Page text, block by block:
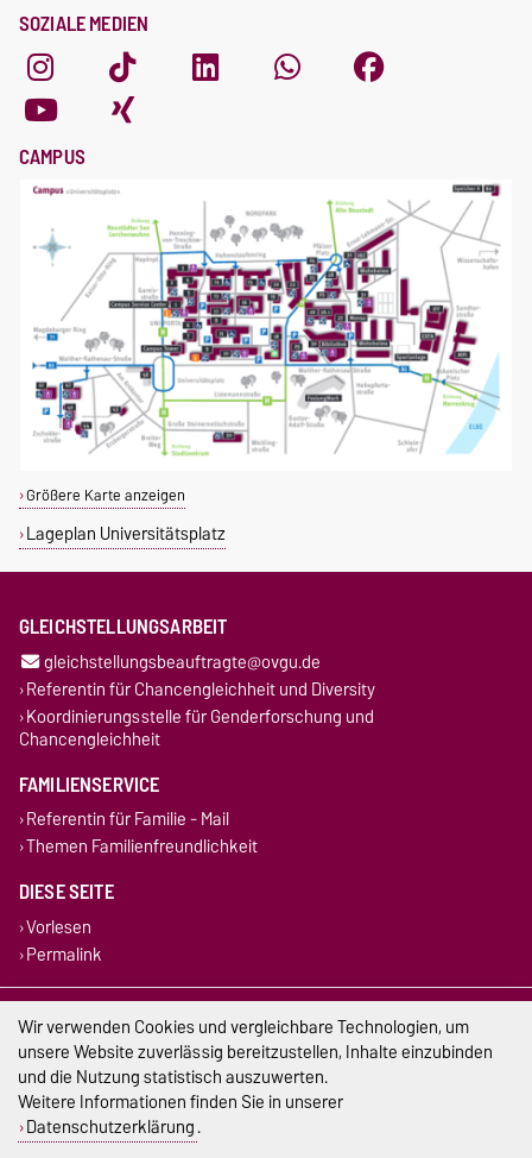
SOZIALE MEDIEN
CAMPUS
Größere Karte anzeigen
Lageplan Universitätsplatz
GLEICHSTELLUNGSARBEIT
gleichstellungsbeauftragte@ovgu.de
Referentin für Chancengleichheit und Diversity
Koordinierungsstelle für Genderforschung und
Chancengleichheit
FAMILIENSERVICE
Referentin für Familie - Mail
Themen Familienfreundlichkeit
DIESE SEITE
Vorlesen
Permalink
Impressum
Datenschutz
Barrierefreiheit
Wir verwenden Cookies und vergleichbare Technologien, um
unsere Website zuverlässig bereitzustellen, Inhalte einzubinden
und die Nutzung statistisch auszuwerten.
Weitere Informationen finden Sie in unserer
Datenschutzerklärung.